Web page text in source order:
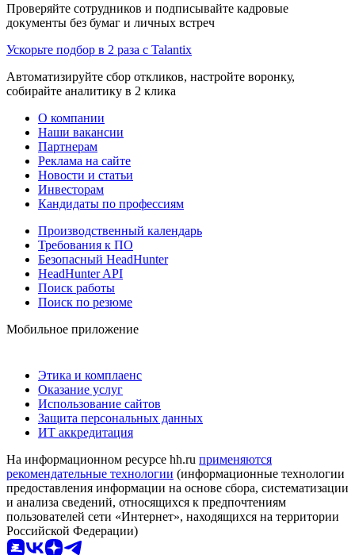
Проверяйте сотрудников и подписывайте кадровые
документы без бумаг и личных встреч
Ускорьте подбор в 2 раза с Talantix
Автоматизируйте сбор откликов, настройте воронку,
собирайте аналитику в 2 клика
О компании
Наши вакансии
Партнерам
Реклама на сайте
Новости и статьи
Инвесторам
Кандидаты по профессиям
Производственный календарь
Требования к ПО
Безопасный HeadHunter
HeadHunter API
Поиск работы
Поиск по резюме
Мобильное приложение
Этика и комплаенс
Оказание услуг
Использование сайтов
Защита персональных данных
ИТ аккредитация
На информационном ресурсе hh.ru применяются
рекомендательные технологии (информационные технологии
предоставления информации на основе сбора, систематизации
и анализа сведений, относящихся к предпочтениям
пользователей сети «Интернет», находящихся на территории
Российской Федерации)